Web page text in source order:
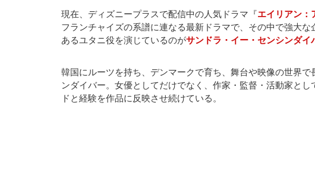
現在、ディズニープラスで配信中の人気ドラマ『エイリアン：
フランチャイズの系譜に連なる最新ドラマで、その中で強大
あるユタニ役を演じているのがサンドラ・イー・センシンダイ
韓国にルーツを持ち、デンマークで育ち、舞台や映像の世界
ンダイバー。女優としてだけでなく、作家・監督・活動家と
ドと経験を作品に反映させ続けている。